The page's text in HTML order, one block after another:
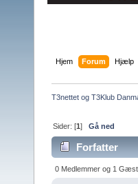
Hjem Forum Hjælp
T3nettet og T3Klub
Sider: [1]Gå ned
Forfatter
0 Medlemmer og 1